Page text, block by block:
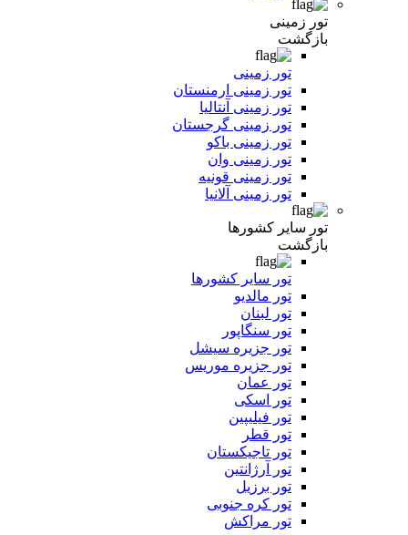
تور زمینی
بازگشت
تور زمینی
تور زمینی ارمنستان
تور زمینی آنتالیا
تور زمینی گرجستان
تور زمینی باکو
تور زمینی وان
تور زمینی قونیه
تور زمینی آلانیا
تور سایر کشورها
بازگشت
تور سایر کشورها
تور مالدیو
تور لبنان
تور سنگاپور
تور جزیره سیشل
تور جزیره موریس
تور عمان
تور اسکی
تور فیلیپین
تور قطر
تور تاجیکستان
تور آرژانتین
تور برزیل
تور کره جنوبی
تور مراکش